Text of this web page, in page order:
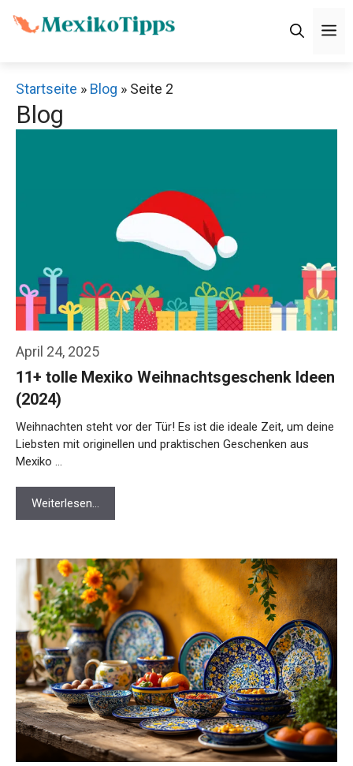
Inhalt
Startseite » Blog » Seite 2
Blog
April 24, 2025
11+ tolle Mexiko Weihnachtsgeschenk Ideen
(2024)
Weihnachten steht vor der Tür! Es ist die ideale Zeit, um deine
Liebsten mit originellen und praktischen Geschenken aus
Mexiko …
Weiterlesen…